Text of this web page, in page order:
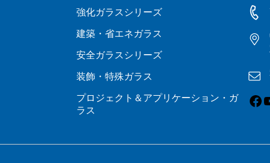
強化ガラスシリーズ
建築・省エネガラス
安全ガラスシリーズ
装飾・特殊ガラス
プロジェクト＆アプリケーション・ガ
ラス
フェイスブックユ